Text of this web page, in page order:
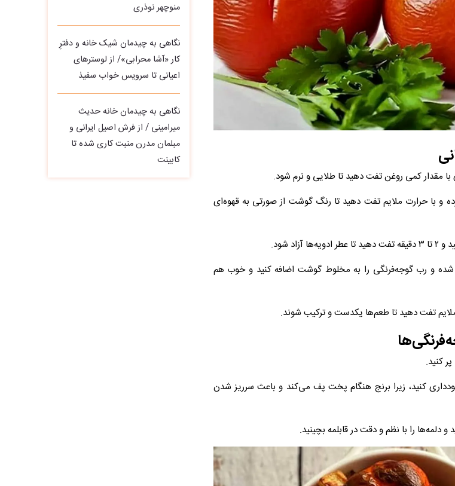
و با حرارت ملایم تفت دهید تا رنگ گوشت از صورتی به قهوه‌ای
و رب گوجه‌فرنگی را به مخلوط گوشت اضافه کنید و خوب هم
کنید، زیرا برنج هنگام پخت پف می‌کند و باعث سرریز شدن
منوچهر نوذری
نگاهی به چیدمان شیک خانه و دفترِ
کار «آشا محرابی»/ از لوسترهای
اعیانی تا سرویس خواب سفیذ
نگاهی به چیدمان خانه حدیث
میرامینی / از فرش اصیل ایرانی و
مبلمان مدرن منبت‌ کاری‌ شده تا
کابینت